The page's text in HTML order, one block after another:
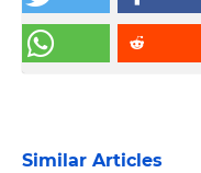
Similar Articles